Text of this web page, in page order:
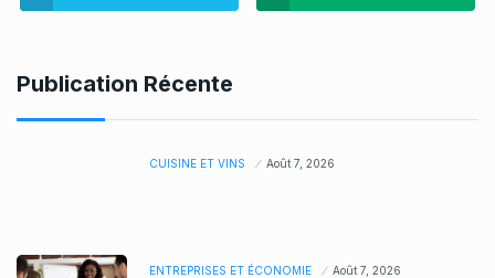
Publication Récente
CUISINE ET VINS Août 7, 2026
ENTREPRISES ET ÉCONOMIE Août 7, 2026